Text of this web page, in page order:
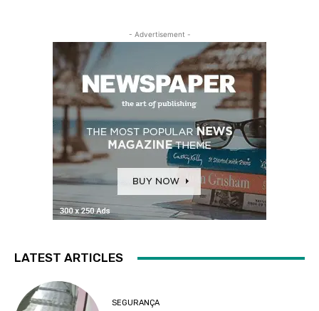
- Advertisement -
LATEST ARTICLES
SEGURANÇA